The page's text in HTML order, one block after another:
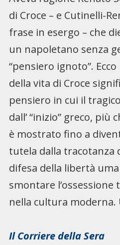
di Croce – e Cutinelli-
frase in esergo – che
un napoletano senza
“pensiero ignoto”.
della vita di Croce
pensiero in cui il
dall’ “inizio” greco, più
è mostrato fino a
tutela dalla tracotanza
difesa della libertà
smontare
nella cultura moderna.
Il Corriere della Sera